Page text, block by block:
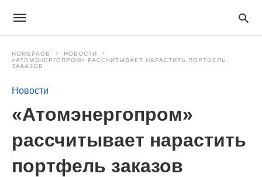
HOMEPAGE
НОВОСТИ
«АТОМЭНЕРГОПРОМ» РАССЧИТЫВАЕТ НАРАСТИТЬ ПОРТФЕЛЬ
ЗАКАЗОВ
Новости
«Атомэнергопром»
рассчитывает нарастить
портфель заказов